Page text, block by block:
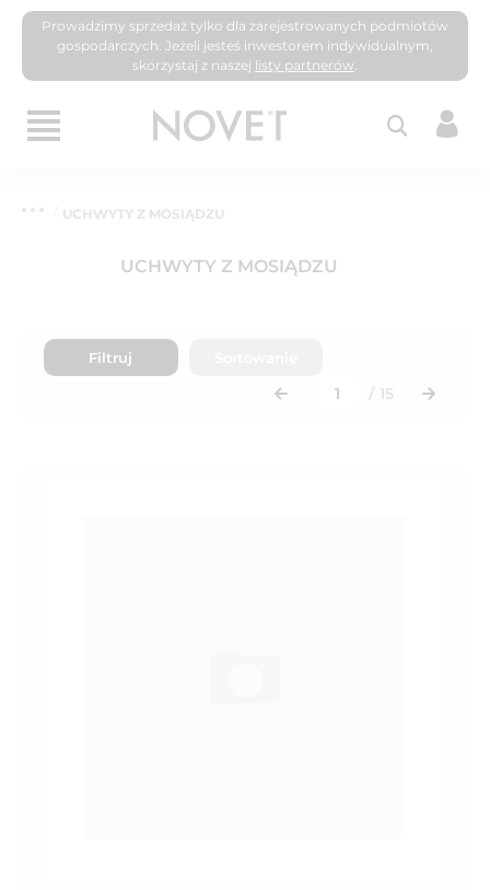
Prowadzimy sprzedaż tylko dla zarejestrowanych podmiotów
gospodarczych. Jeżeli jesteś inwestorem indywidualnym,
skorzystaj z naszej listy partnerów.
UCHWYTY Z MOSIĄDZU
UCHWYTY Z MOSIĄDZU
Filtruj
/ 15